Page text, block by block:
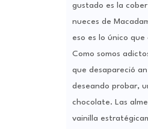
gustado es la
nueces de
eso es lo único
Como somos
que desapareció
deseando probar,
chocolate. Las
vainilla